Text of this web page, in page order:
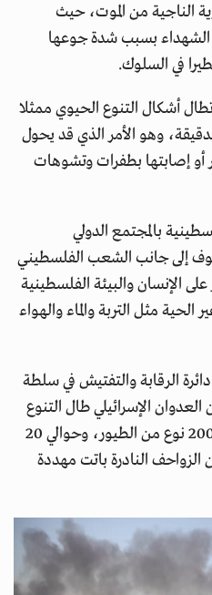
الناجية من الموت، حيث
بسبب شدة جوعها
في السلوك.
أشكال التنوع الحيوي ممثلا
وهو الأمر الذي قد يحول
أو إصابتها بطفرات وتشوهات
بالمجتمع الدولي
إلى جانب الشعب الفلسطيني
الإنسان والبيئة الفلسطينية
مثل التربة والماء والهواء
دائرة الرقابة والتفتيش في سلطة
الإسرائيلي طال التنوع
البيولوجي في غزة، ما بين 150-200 نوع من الطيور، وحوالي 20
و20 نوعاً من الزواحف النادرة باتت مهددة